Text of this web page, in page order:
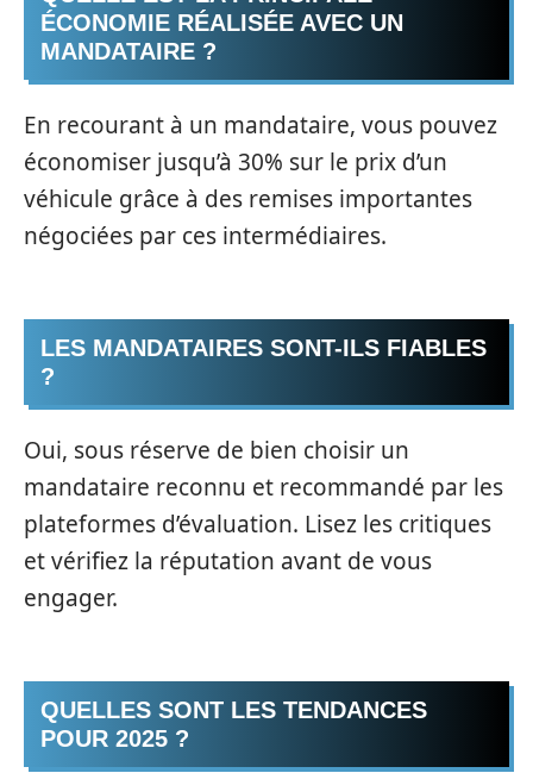
ÉCONOMIE RÉALISÉE AVEC UN
MANDATAIRE ?
En recourant à un mandataire, vous pouvez
économiser jusqu’à 30% sur le prix d’un
véhicule grâce à des remises importantes
négociées par ces intermédiaires.
LES MANDATAIRES SONT-ILS FIABLES
?
Oui, sous réserve de bien choisir un
mandataire reconnu et recommandé par les
plateformes d’évaluation. Lisez les critiques
et vérifiez la réputation avant de vous
engager.
QUELLES SONT LES TENDANCES
POUR 2025 ?